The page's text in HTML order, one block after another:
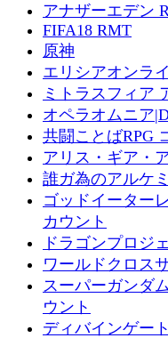
アナザーエデン
FIFA18 RMT
原神
エリシアオンラ
ミトラスフィア
オペラオムニア
共闘ことばRPG
アリス・ギア・
誰ガ為のアルケ
ゴッドイーター
カウント
ドラゴンプロジ
ワールドクロス
スーパーガンダ
ウント
ディバインゲー